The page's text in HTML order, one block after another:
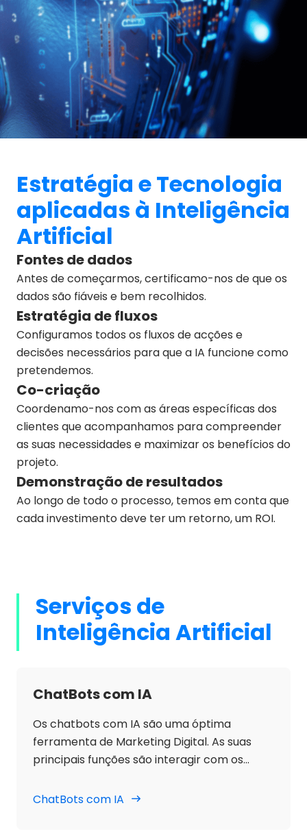
Estratégia e Tecnologia
aplicadas à Inteligência
Artificial
Fontes de dados
Antes de começarmos, certificamo-nos de que os
dados são fiáveis e bem recolhidos.
Estratégia de fluxos
Configuramos todos os fluxos de acções e
decisões necessários para que a IA funcione como
pretendemos.
Co-criação
Coordenamo-nos com as áreas específicas dos
clientes que acompanhamos para compreender
as suas necessidades e maximizar os benefícios do
projeto.
Demonstração de resultados
Ao longo de todo o processo, temos em conta que
cada investimento deve ter um retorno, um ROI.
Serviços de
Inteligência Artificial
ChatBots com IA
Os chatbots com IA são uma óptima
ferramenta de Marketing Digital. As suas
principais funções são interagir com os
de apoio ao cliente, gerar leads e melhorar
ChatBots com IA